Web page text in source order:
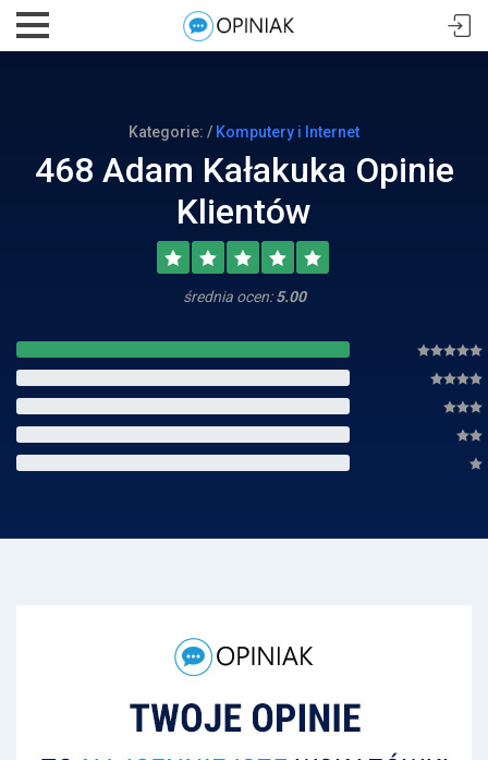
Kategorie: / Komputery i Internet
468 Adam Kałakuka Opinie
Klientów
średnia ocen:5.00